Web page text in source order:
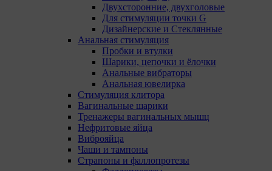
Двухсторонние, двухголовые
Для стимуляции точки G
Дизайнерские и Стеклянные
Анальная стимуляция
Пробки и втулки
Шарики, цепочки и ёлочки
Анальные вибраторы
Анальная ювелирка
Стимуляция клитора
Вагинальные шарики
Тренажеры вагинальных мышц
Нефритовые яйца
Виброяйца
Чаши и тампоны
Страпоны и фаллопротезы